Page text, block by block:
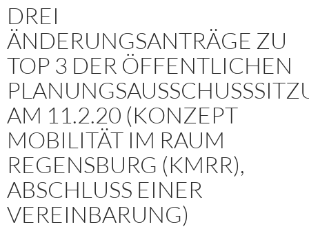
DREI
ÄNDERUNGSANTRÄGE ZU
TOP 3 DER ÖFFENTLICHEN
AM 11.2.20 (KONZEPT
MOBILITÄT IM RAUM
REGENSBURG (KMRR),
ABSCHLUSS EINER
VEREINBARUNG)